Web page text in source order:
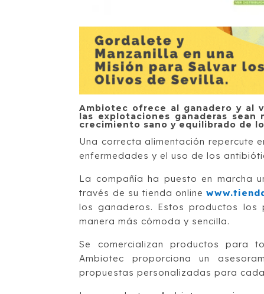
Ambiotec ofrece al ganadero y al
las explotaciones ganaderas
crecimiento sano y equilibrado de
Una correcta alimentación repercute
enfermedades y el uso de los
La compañía ha puesto en marcha
través de su tienda online
los ganaderos. Estos productos los
manera más cómoda y sencilla.
Se comercializan productos para
Ambiotec proporciona un
propuestas personalizadas para